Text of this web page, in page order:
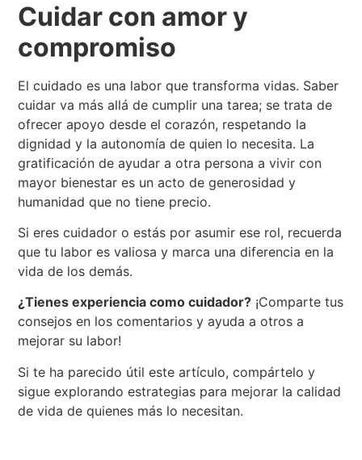
Cuidar con amor y
compromiso
El cuidado es una labor que transforma vidas. Saber
cuidar va más allá de cumplir una tarea; se trata de
ofrecer apoyo desde el corazón, respetando la
dignidad y la autonomía de quien lo necesita. La
gratificación de ayudar a otra persona a vivir con
mayor bienestar es un acto de generosidad y
humanidad que no tiene precio.
Si eres cuidador o estás por asumir ese rol, recuerda
que tu labor es valiosa y marca una diferencia en la
vida de los demás.
¿Tienes experiencia como cuidador? ¡Comparte tus
consejos en los comentarios y ayuda a otros a
mejorar su labor!
Si te ha parecido útil este artículo, compártelo y
sigue explorando estrategias para mejorar la calidad
de vida de quienes más lo necesitan.